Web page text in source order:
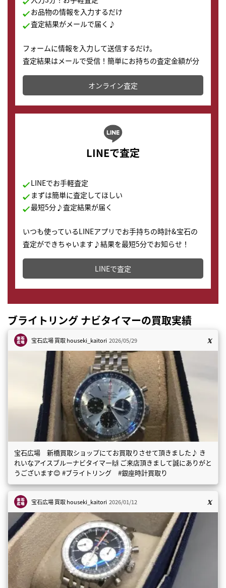
お品物の情報を入力するだけ
査定結果がメールで届く♪
フォームに情報を入力して送信するだけ。
査定結果はメールで受信！簡単にお持ちの査定金額が分
かります。
オンライン査定
LINEで査定
LINEでお手軽査定
まずは簡単に査定してほしい
最短5分♪査定結果が届く
いつも使っているLINEアプリでお手持ちの時計&宝石の
査定ができちゃいます♪結果を最短5分でお知らせ！
どこからでもすぐに査定金額を知ることが出来ます。
LINEで査定
ブライトリング ナビタイマーの買取実績
宝石広場 買取houseki_kaitori 2026/05/29
宝石広場 新橋買取ショップにてお買取りさせて頂きました♪ き
れいなアイスブルーナビタイマー🙌 ご来店頂きまして誠にありがと
うございます😊 #ブライトリング #銀座時計買取り
宝石広場 買取houseki_kaitori 2026/01/12